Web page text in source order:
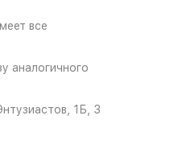
все
аналогичного
1Б, 3